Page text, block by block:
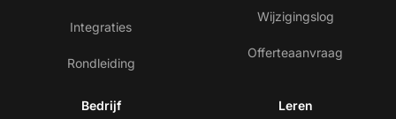
Integraties
Rondleiding
Wijzigingslog
Offerteaanvraag
Bedrijf Leren